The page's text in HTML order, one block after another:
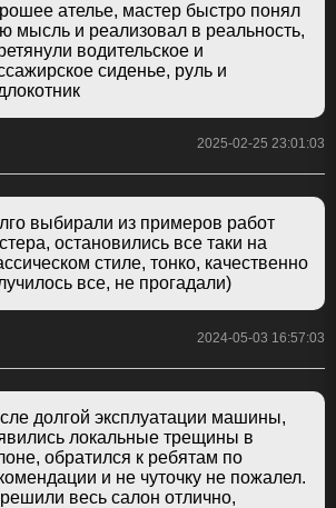
ателье, мастер быстро понял
мысль и реализовал в реальность,
водительское и
сиденье, руль и
2025-02-25 23:01:03
выбирали из примеров работ
остановились все таки на
стиле, тонко, качественно
все, не прогадали)
2024-05-03 16:57:03
долгой эксплуатации машины,
локальные трещины в
обратился к ребятам по
и не чуточку не пожалел.
весь салон отлично,